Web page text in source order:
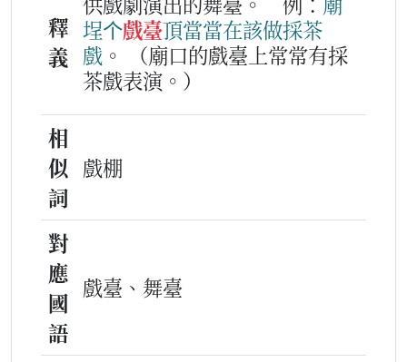
釋
義
埕个戲臺頂當當在該做採茶
戲 。
（廟口的戲臺上常常有採
茶戲表演。）
相
似
詞
戲棚
對
應
國
語
戲臺、舞臺